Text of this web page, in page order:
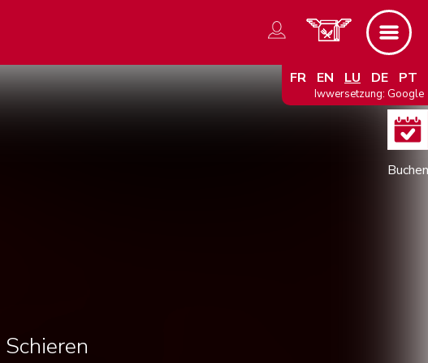
FR EN LU DE PT
Iwwersetzung: Google
Schieren